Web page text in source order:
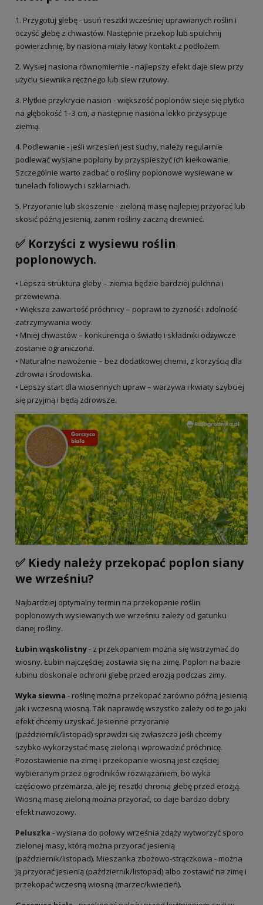
1. Przygotuj glebę - usuń resztki wcześniej uprawianych roślin i
oczyść glebę z chwastów. Następnie przekop lub spulchnij
powierzchnię, by nasiona miały łatwy kontakt z podłożem.
2. Wysiej nasiona równomiernie - najlepszy efekt daje siew przy
użyciu siewnika ręcznego lub siew rzutowy.
3. Płytkie przykrycie nasion - większość poplonów sieje się płytko
na głębokość 1–3 cm, a następnie nasiona lekko przysypuje
ziemią.
4. Podlewanie - jeśli wrzesień jest suchy, należy regularnie
podlewać wysiane poplony by przyspieszyć ich kiełkowanie.
Szczególnie warto zadbać o rośliny poplonowe wysiewane w
tunelach foliowych i szklarniach.
5. Przyoranie lub skoszenie - zieloną masę najlepiej przyorać lub
skosić późną jesienią, zanim rośliny zaczną drewnieć.
✅ Korzyści z wysiewu roślin
poplonowych.
• Lepsza struktura gleby – ziemia będzie bardziej pulchna i
przewiewna.
• Większa zawartość próchnicy – poprawi to żyzność i zdolność
zatrzymywania wody.
• Mniej chwastów – konkurencja o światło i składniki odżywcze
zostanie ograniczona.
• Naturalne nawożenie – bez dodatkowej chemii, z korzyścią dla
zdrowia i środowiska.
• Lepszy start dla wiosennych upraw – warzywa i kwiaty szybciej
się przyjmą i będą zdrowsze.
✅ Kiedy należy przekopać poplon siany
we wrześniu?
Najbardziej optymalny termin na przekopanie roślin
poplonowych wysiewanych we wrześniu zależy od gatunku
danej rośliny.
Łubin wąskolistny- z przekopaniem można się wstrzymać do
wiosny. Łubin najczęściej zostawia się na zimę. Poplon na bazie
łubinu doskonale ochroni glebę przed erozją podczas zimy.
Wyka siewna - roślinę można przekopać zarówno późną jesienią
jak i wczesną wiosną. Tak naprawdę wszystko zależy od tego jaki
efekt chcemy uzyskać. Jesienne przyoranie
(październik/listopad) sprawdzi się zwłaszcza jeśli chcemy
szybko wykorzystać masę zieloną i wprowadzić próchnicę.
Pozostawienie na zimę i przekopanie wiosną jest częściej
wybieranym przez ogrodników rozwiązaniem, bo wyka
częściowo przemarza, ale jej resztki chronią glebę przed erozją.
Wiosną masę zieloną można przyorać, co daje bardzo dobry
efekt nawozowy.
Peluszka - wysiana do połowy września zdąży wytworzyć sporo
zielonej masy, którą można przyorać jesienią
(październik/listopad). Mieszanka zbożowo-strączkowa - można
ją przyorać jesienią (październik/listopad) albo zostawić na zimę i
przekopać wczesną wiosną (marzec/kwiecień).